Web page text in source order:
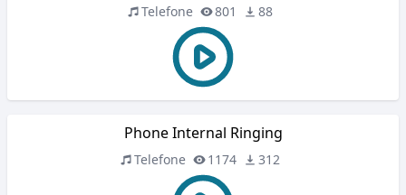
Telefone 801 88
Phone Internal Ringing
Telefone 1174 312